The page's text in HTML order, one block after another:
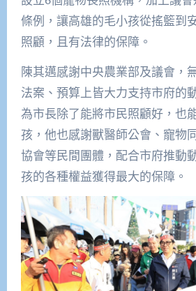
條例，讓高雄的毛小孩從搖籃到
照顧，且有法律的保障。
陳其邁感謝中央農業部及議會，
法案、預算上皆大力支持市府的
為市長除了能將市民照顧好，也
孩，他也感謝獸醫師公會、寵物
協會等民間團體，配合市府推動
孩的各種權益獲得最大的保障。